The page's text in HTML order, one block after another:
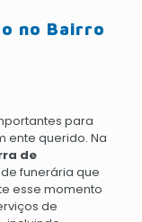
no Bairro
para
ente querido. Na
de
funerária que
esse momento
de